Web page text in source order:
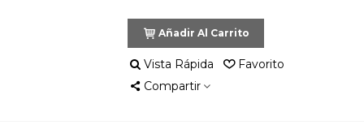
Añadir Al Carrito
Vista Rápida
Favorito
Compartir